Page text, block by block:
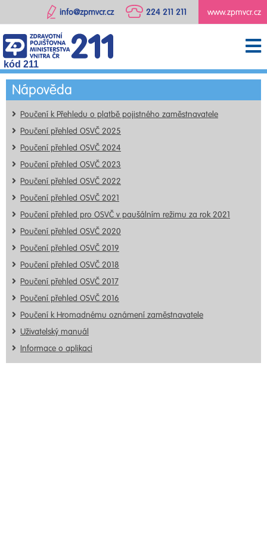
www.zpmvcr.cz
224 211 211
info@zpmvcr.cz
kód 211
Nápověda
Poučení k Přehledu o platbě pojistného zaměstnavatele
Poučení přehled OSVČ 2025
Poučení přehled OSVČ 2024
Poučení přehled OSVČ 2023
Poučení přehled OSVČ 2022
Poučení přehled OSVČ 2021
Poučení přehled pro OSVČ v paušálním režimu za rok 2021
Poučení přehled OSVČ 2020
Poučení přehled OSVČ 2019
Poučení přehled OSVČ 2018
Poučení přehled OSVČ 2017
Poučení přehled OSVČ 2016
Poučení k Hromadnému oznámení zaměstnavatele
Uživatelský manuál
Informace o aplikaci